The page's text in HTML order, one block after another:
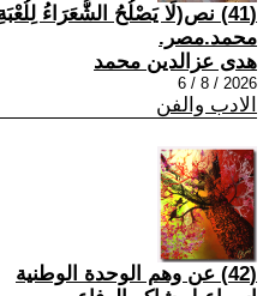
(41) نص(لَا يَصْلُحُ الشُّعَرَاءُ
محمد.مصر.
هدى عزالدين محمد
2026 / 8 / 6
الادب والفن
(42) عن وهم الوحدة الوطنية